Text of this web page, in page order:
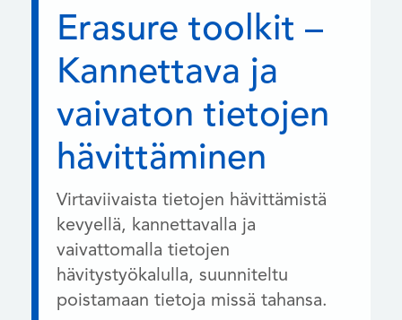
Erasure toolkit –
Kannettava ja
vaivaton tietojen
hävittäminen
Virtaviivaista tietojen hävittämistä
kevyellä, kannettavalla ja
vaivattomalla tietojen
hävitystyökalulla, suunniteltu
poistamaan tietoja missä tahansa.